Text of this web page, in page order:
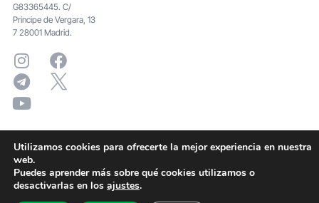
G83365445. C/
Principe de Vergara, 13
7 28001 Madrid.
Utilizamos cookies para ofrecerte la mejor experiencia en nuestra
web.
Puedes aprender más sobre qué cookies utilizamos o
desactivarlas en los ajustes.